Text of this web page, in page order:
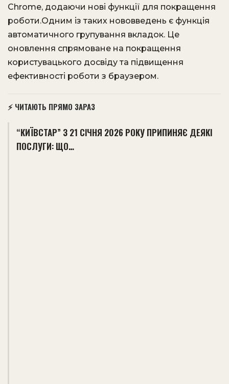
Chrome, додаючи нові функції для покращення
роботи.Одним із таких нововведень є функція
автоматичного групування вкладок. Це
оновлення спрямоване на покращення
користувацького досвіду та підвищення
ефективності роботи з браузером.
⚡ ЧИТАЮТЬ ПРЯМО ЗАРАЗ
“КИЇВСТАР” З 21 СІЧНЯ 2026 РОКУ ПРИПИНЯЄ ДЕЯКІ
ПОСЛУГИ: ЩО…